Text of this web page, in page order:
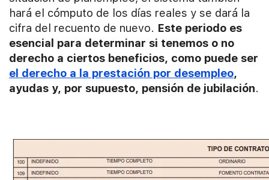
hará el cómputo de los días reales y se dará la
cifra del recuento de nuevo. Este periodo es
esencial para determinar si tenemos o no
derecho a ciertos beneficios, como puede ser
el derecho a la prestación por desempleo,
ayudas y, por supuesto, pensión de jubilación.